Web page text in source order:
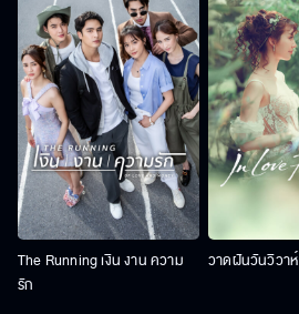
The Running เงิน งาน ความ
รัก
วาดฝันวันวิวาห์